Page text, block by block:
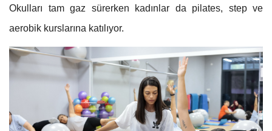
Okulları tam gaz sürerken kadınlar da pilates, step ve
aerobik kurslarına katılıyor.